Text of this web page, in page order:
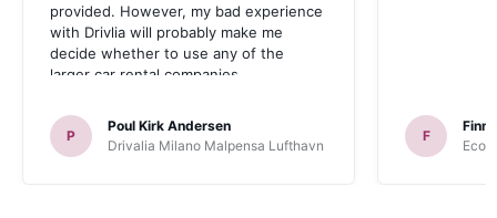
provided. However, my bad experience
with Drivlia will probably make me
decide whether to use any of the
larger car rental companies.
P
Poul Kirk Andersen
Drivalia Milano Malpensa Lufthavn
F
Finn